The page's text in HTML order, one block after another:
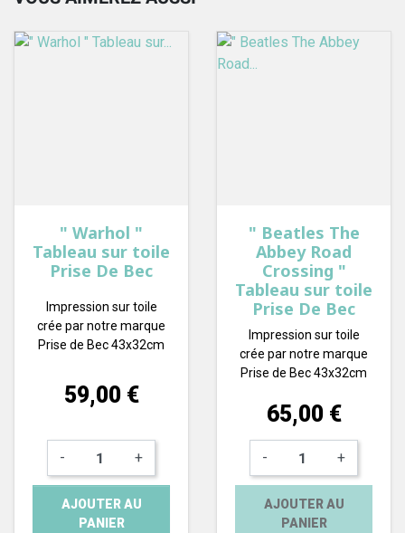
" Warhol "
Tableau sur toile
Prise De Bec
Impression sur toile
crée par notre marque
Prise de Bec 43x32cm
Prix
59,00 €
- +
AJOUTER AU
PANIER
" Beatles The
Abbey Road
Crossing "
Tableau sur toile
Prise De Bec
Impression sur toile
crée par notre marque
Prise de Bec 43x32cm
Prix
65,00 €
- +
AJOUTER AU
PANIER